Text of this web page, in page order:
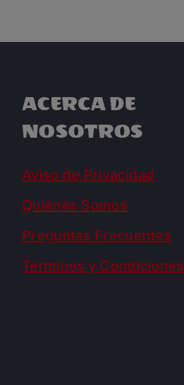
ACERCA DE
NOSOTROS
Aviso de Privacidad
Quienes Somos
Preguntas Frecuentes
Terminos y Condiciones